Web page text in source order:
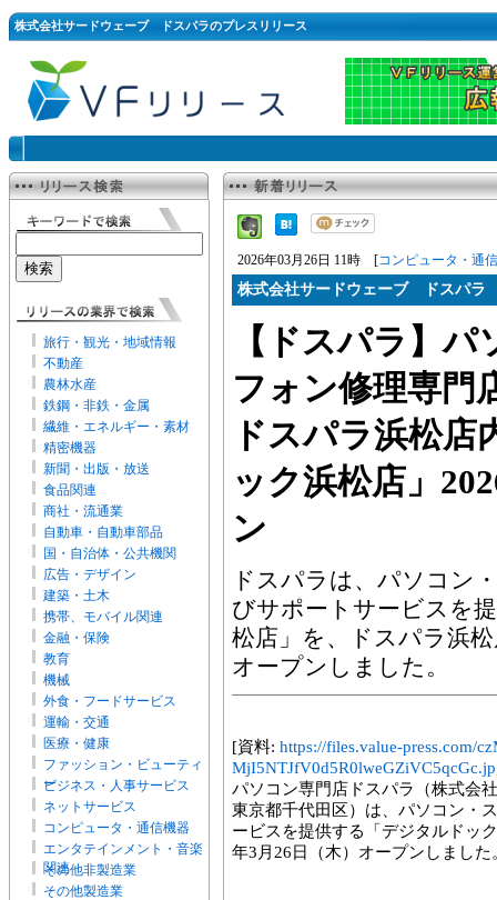
株式会社サードウェーブ ドスパラのプレスリリース
旅行・観光・地域情報
不動産
農林水産
鉄鋼・非鉄・金属
繊維・エネルギー・素材
精密機器
新聞・出版・放送
食品関連
商社・流通業
自動車・自動車部品
国・自治体・公共機関
広告・デザイン
建築・土木
携帯、モバイル関連
金融・保険
教育
機械
外食・フードサービス
運輸・交通
医療・健康
ファッション・ビューティ
ー
ビジネス・人事サービス
ネットサービス
コンピュータ・通信機器
エンタテインメント・音楽
関連
その他非製造業
その他製造業
2026年03月26日 11時 [コンピュータ・通
株式会社サードウェーブ ドスパラ
【ドスパラ】
フォン修理専門
ドスパラ浜松
ック浜松店」
ン
ドスパラは、パソコン
びサポートサービスを
松店」を、ドスパラ浜
オープンしました。
[資料: https://files.value-press.com/
パソコン専門店ドスパラ（株式会
東京都千代田区）は、パソコン・
ービスを提供する「デジタルドッ
年3月26日（木）オープンしました